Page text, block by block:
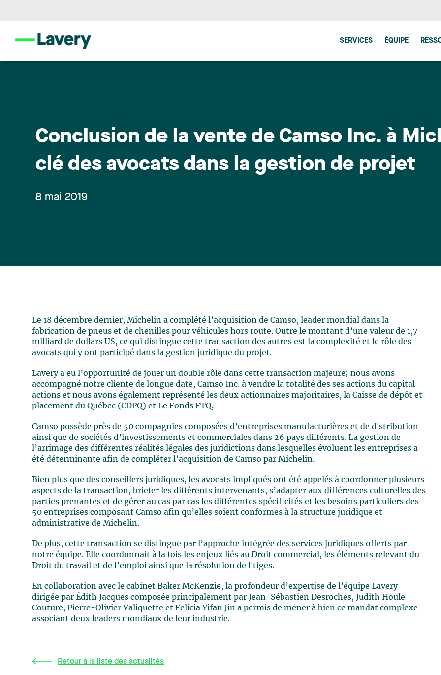
SERVICES ÉQUIPE
Conclusion de la vente de Camso Inc. à
clé des avocats dans la gestion de projet
8 mai 2019
Le 18 décembre dernier, Michelin a complété l’acquisition de Camso, leader mondial dans la
fabrication de pneus et de chenilles pour véhicules hors route. Outre le montant d’une valeur de 1,7
milliard de dollars US, ce qui distingue cette transaction des autres est la complexité et le rôle des
avocats qui y ont participé dans la gestion juridique du projet.
Lavery a eu l’opportunité de jouer un double rôle dans cette transaction majeure; nous avons
accompagné notre cliente de longue date, Camso Inc. à vendre la totalité des ses actions du capital-
actions et nous avons également représenté les deux actionnaires majoritaires, la Caisse de dépôt et
placement du Québec (CDPQ) et Le Fonds FTQ.
Camso possède près de 50 compagnies composées d’entreprises manufacturières et de distribution
ainsi que de sociétés d’investissements et commerciales dans 26 pays différents. La gestion de
l’arrimage des différentes réalités légales des juridictions dans lesquelles évoluent les entreprises a
été déterminante afin de compléter l’acquisition de Camso par Michelin.
Bien plus que des conseillers juridiques, les avocats impliqués ont été appelés à coordonner plusieurs
aspects de la transaction, briefer les différents intervenants, s’adapter aux différences culturelles des
parties prenantes et de gérer au cas par cas les différentes spécificités et les besoins particuliers des
50 entreprises composant Camso afin qu’elles soient conformes à la structure juridique et
administrative de Michelin.
De plus, cette transaction se distingue par l’approche intégrée des services juridiques offerts par
notre équipe. Elle coordonnait à la fois les enjeux liés au Droit commercial, les éléments relevant du
Droit du travail et de l’emploi ainsi que la résolution de litiges.
En collaboration avec le cabinet Baker McKenzie, la profondeur d’expertise de l’équipe Lavery
dirigée par Édith Jacques composée principalement par Jean-Sébastien Desroches, Judith Houle-
Couture, Pierre-Olivier Valiquette et Felicia Yifan Jin a permis de mener à bien ce mandat complexe
associant deux leaders mondiaux de leur industrie.
Retour à la liste des actualités